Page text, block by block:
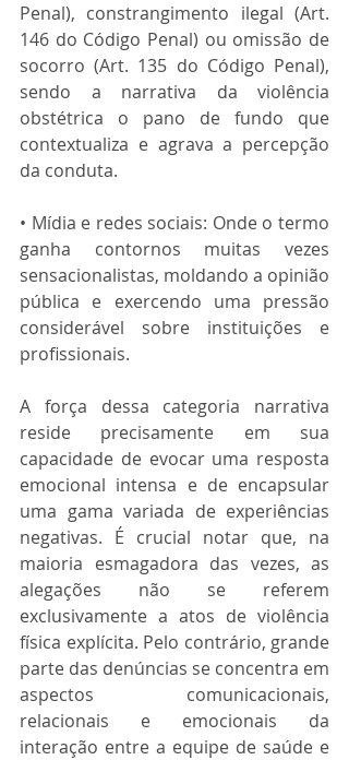
Penal), constrangimento ilegal (Art.
146 do Código Penal) ou omissão de
socorro (Art. 135 do Código Penal),
sendo a narrativa da violência
obstétrica o pano de fundo que
contextualiza e agrava a percepção
da conduta.
• Mídia e redes sociais: Onde o termo
ganha contornos muitas vezes
sensacionalistas, moldando a opinião
pública e exercendo uma pressão
considerável sobre instituições e
profissionais.
A força dessa categoria narrativa
reside precisamente em sua
capacidade de evocar uma resposta
emocional intensa e de encapsular
uma gama variada de experiências
negativas. É crucial notar que, na
maioria esmagadora das vezes, as
alegações não se referem
exclusivamente a atos de violência
física explícita. Pelo contrário, grande
parte das denúncias se concentra em
aspectos comunicacionais,
relacionais e emocionais da
interação entre a equipe de saúde e